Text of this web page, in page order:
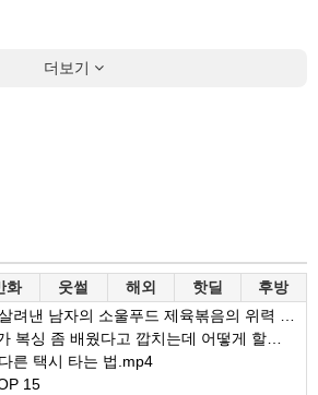
더보기
화 웃썰 해외 핫딜 후방
낸 남자의 소울푸드 제육볶음의 위력 ㅋㅋ
싱 좀 배웠다고 깝치는데 어떻게 할까요?
른 택시 타는 법.mp4
15